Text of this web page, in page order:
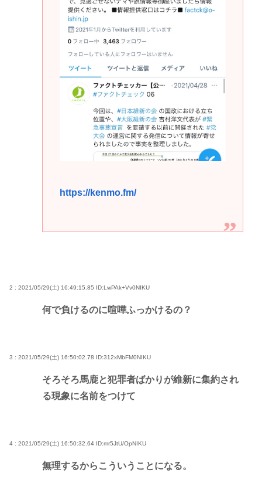
https://kenmo.fm/
2 : 2021/05/29(土) 16:49:15.85 ID:LwPAk+Vv0NIKU
何で負けるのに喧嘩ふっかけるの？
3 : 2021/05/29(土) 16:50:02.78 ID:312xMbFM0NIKU
そろそろ馬鹿と犯罪者ばかりが維新に集約され
る現象に名前をつけて
4 : 2021/05/29(土) 16:50:32.64 ID:mr5JtU/OpNIKU
無理するからこういうことになる。